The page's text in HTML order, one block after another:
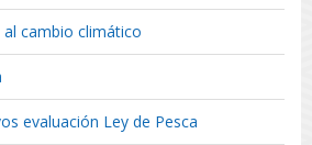
cambio climático
evaluación Ley de Pesca